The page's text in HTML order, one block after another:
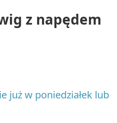
z napędem
już w poniedziałek lub